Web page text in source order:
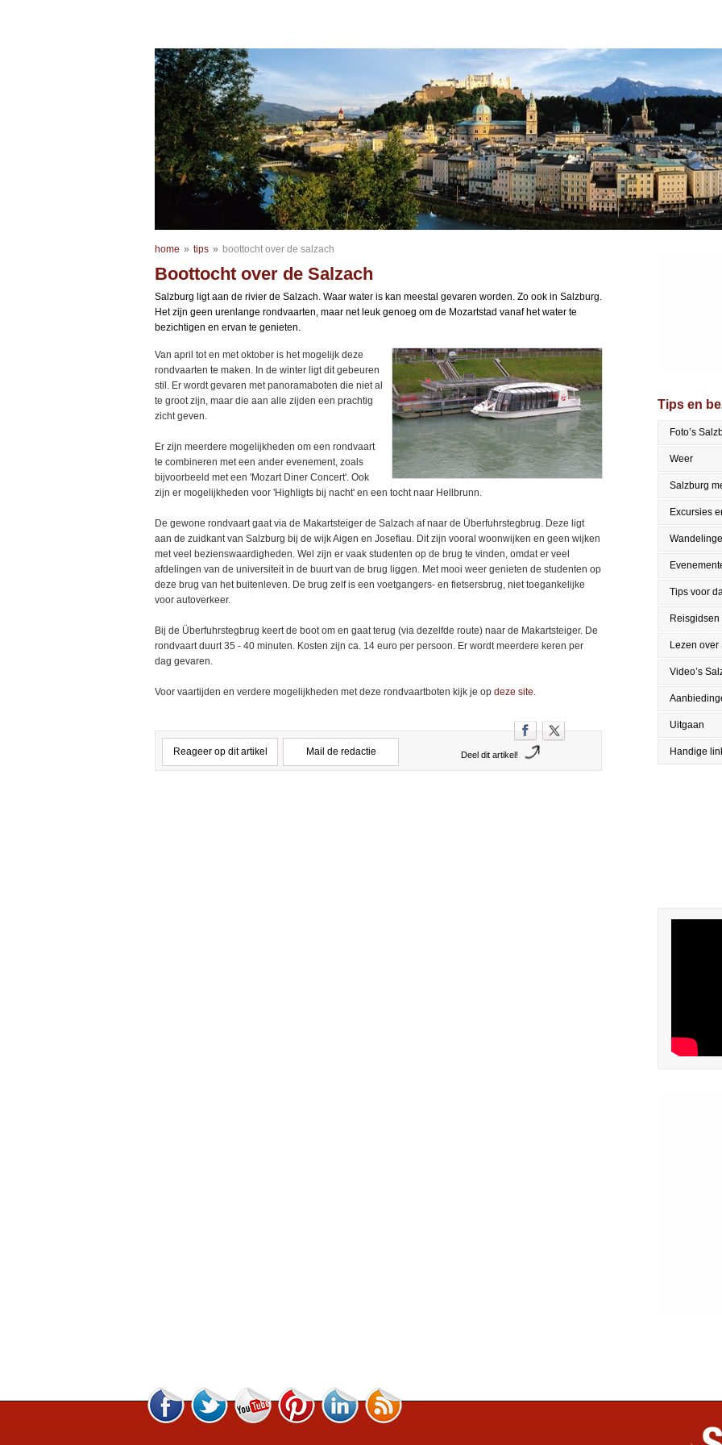
home » tips » boottocht over de salzach
Boottocht over de Salzach
Salzburg ligt aan de rivier de Salzach. Waar water is kan meestal gevaren worden. Zo ook in Salzburg.
Het zijn geen urenlange rondvaarten, maar net leuk genoeg om de Mozartstad vanaf het water te
bezichtigen en ervan te genieten.
Van april tot en met oktober is het mogelijk deze
rondvaarten te maken. In de winter ligt dit gebeuren
stil. Er wordt gevaren met panoramaboten die niet al
te groot zijn, maar die aan alle zijden een prachtig
zicht geven.
Er zijn meerdere mogelijkheden om een rondvaart
te combineren met een ander evenement, zoals
bijvoorbeeld met een 'Mozart Diner Concert'. Ook
zijn er mogelijkheden voor 'Highligts bij nacht' en een tocht naar Hellbrunn.
De gewone rondvaart gaat via de Makartsteiger de Salzach af naar de Überfuhrstegbrug. Deze ligt
aan de zuidkant van Salzburg bij de wijk Aigen en Josefiau. Dit zijn vooral woonwijken en geen wijken
met veel bezienswaardigheden. Wel zijn er vaak studenten op de brug te vinden, omdat er veel
afdelingen van de universiteit in de buurt van de brug liggen. Met mooi weer genieten de studenten op
deze brug van het buitenleven. De brug zelf is een voetgangers- en fietsersbrug, niet toegankelijke
voor autoverkeer.
Bij de Überfuhrstegbrug keert de boot om en gaat terug (via dezelfde route) naar de Makartsteiger. De
rondvaart duurt 35 - 40 minuten. Kosten zijn ca. 14 euro per persoon. Er wordt meerdere keren per
dag gevaren.
Voor vaartijden en verdere mogelijkheden met deze rondvaartboten kijk je op deze site.
Reageer op dit artikel Mail de redactie Deel dit artikel!
Tips en
Foto’s
Weer
Salzburg
Excursies
Tips voor
Reisgidsen
Lezen over
Video’s
Uitgaan
Handige